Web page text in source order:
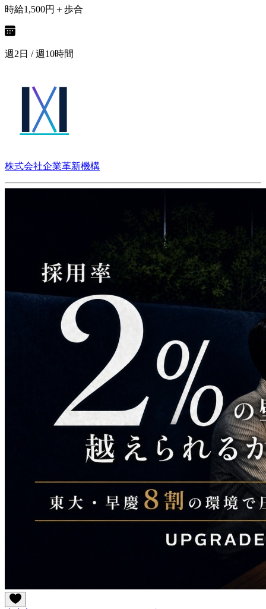
時給1,500円＋歩合
週2日 / 週10時間
株式会社企業⾰新機構